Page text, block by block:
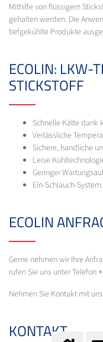
Mithilfe von flüssigem
gehalten werden. Die
tiefgekühlte Produkte
ECOLIN: LKW-
STICKSTOFF
Schnelle Kälte dank
Verlässliche
Sichere, handliche
Leise
Geringer
Ein-Schlauch-System.
ECOLIN
Gerne nehmen wir Ihre
rufen Sie uns unter Telefon
Nehmen Sie Kontakt mit
KONTAKT